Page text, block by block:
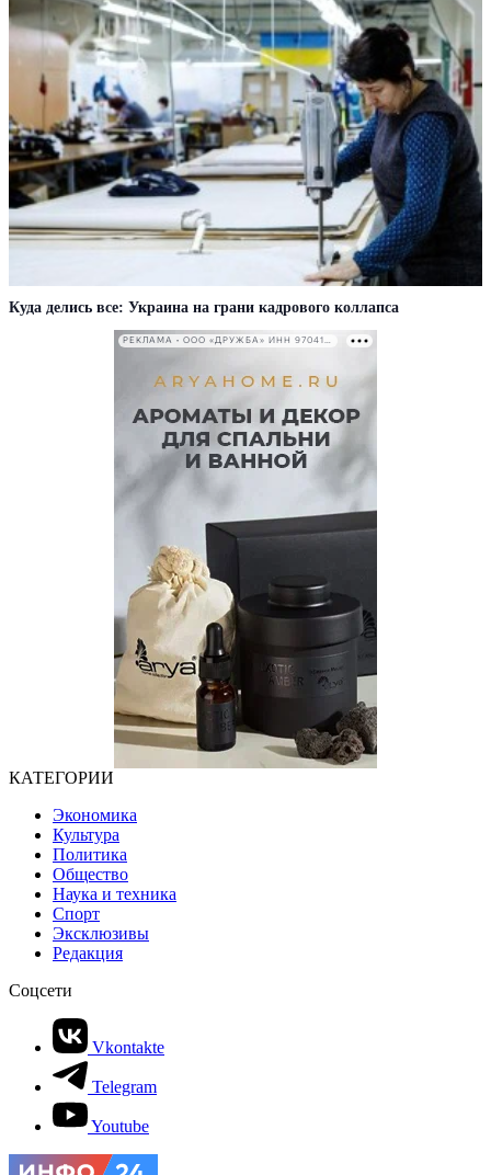
Куда делись все: Украина на грани кадрового коллапса
РЕКЛАМА • ООО «ДРУЖБА» ИНН 9704146411
КАТЕГОРИИ
Экономика
Культура
Политика
Общество
Наука и техника
Спорт
Эксклюзивы
Редакция
Соцсети
Vkontakte
Telegram
Youtube